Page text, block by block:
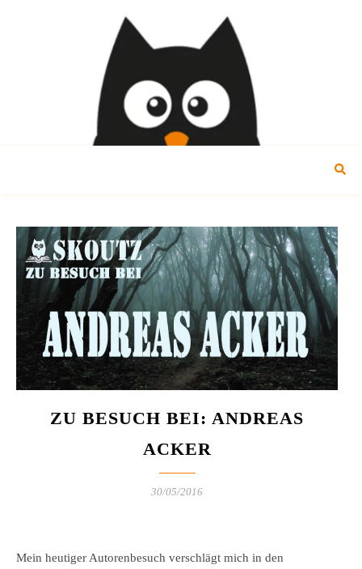
ZU BESUCH BEI: ANDREAS
ACKER
30/05/2016
Mein heutiger Autorenbesuch verschlägt mich in den